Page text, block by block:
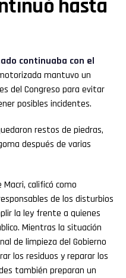
hasta
continuaba con el
mantuvo un
del Congreso para evitar
posibles incidentes.
restos de piedras,
después de varias
calificó como
de los disturbios
la ley frente a quienes
Mientras la situación
de limpieza del Gobierno
los residuos y reparar los
también preparan un